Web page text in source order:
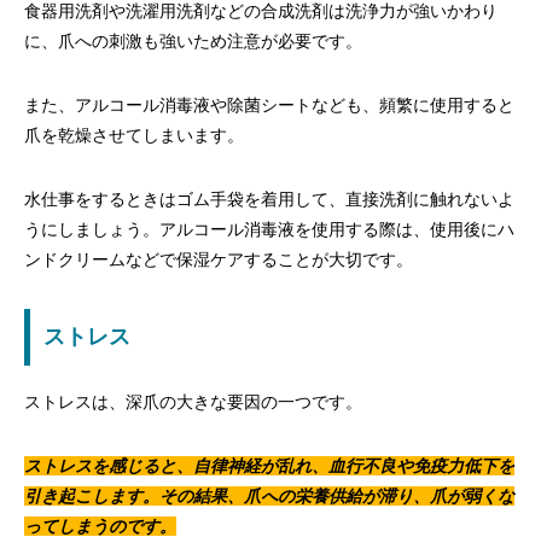
食器用洗剤や洗濯用洗剤などの合成洗剤は洗浄力が強いかわり
に、爪への刺激も強いため注意が必要です。
また、アルコール消毒液や除菌シートなども、頻繁に使用すると
爪を乾燥させてしまいます。
水仕事をするときはゴム手袋を着用して、直接洗剤に触れないよ
うにしましょう。アルコール消毒液を使用する際は、使用後にハ
ンドクリームなどで保湿ケアすることが大切です。
ストレス
ストレスは、深爪の大きな要因の一つです。
ストレスを感じると、自律神経が乱れ、血行不良や免疫力低下を
引き起こします。その結果、爪への栄養供給が滞り、爪が弱くな
ってしまうのです。